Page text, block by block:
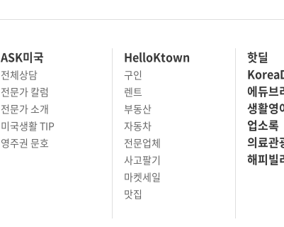
ASK미국
전체상담
전문가 칼럼
전문가 소개
미국생활 TIP
영주권 문호
HelloKtown
구인
렌트
부동산
자동차
전문업체
사고팔기
마켓세일
맛집
핫딜
에듀브
생활영
업소록
의료관
해피빌